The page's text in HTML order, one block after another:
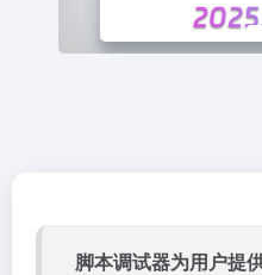
脚本调试器为用户提